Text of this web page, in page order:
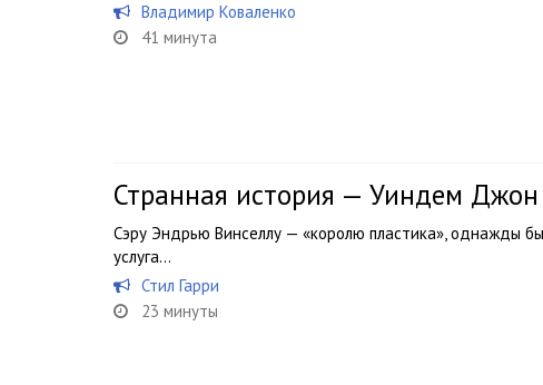
Владимир Коваленко
41 минута
Странная история — Уиндем Джон
Сэру Эндрью Винселлу — «королю пластика», однажды
услуга…
Стил Гарри
23 минуты